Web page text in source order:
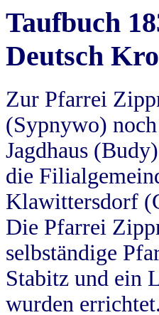
Taufbuch
Deutsch
Zur Pfarrei
(Sypnywo)
Jagdhaus
die
Klawittersdorf
Die Pfarrei
selbständige
Stabitz und ein
wurden